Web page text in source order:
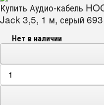
Купить Аудио-кабель
Jack 3,5, 1 м, серый
Нет в наличии